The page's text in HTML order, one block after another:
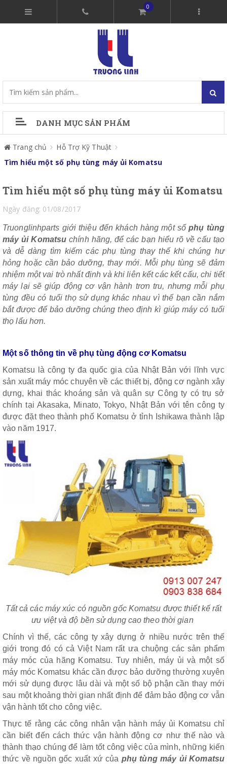
0
DANH MỤC SẢN PHẨM
Trang chủ
Hỗ Trợ Kỹ Thuật
Tìm hiểu một số phụ tùng máy ủi Komatsu
Tìm hiểu một số phụ tùng máy ủi Komatsu
Ngày đăng: 01/08/2017
Truonglinhparts giới thiệu đến khách hàng một sốphụ tùng
máy ủi Komatsu chính hãng, để các bạn hiểu rõ về cấu tạo
và dễ dàng tìm kiếm các phụ tùng thay thế khi chúng hư
hỏng hoặc cần bảo dưỡng, thay mới. Mỗi phụ tùng sẽ đảm
nhiệm một vai trò nhất định và khi liên kết các kết cấu, chi tiết
máy lại sẽ giúp động cơ vận hành trơn tru, nhưng mỗi phụ
tùng đều có tuổi thọ sử dụng khác nhau vì thế bạn cần nắm
bắt được để bảo dưỡng chúng theo định kì giúp máy có tuổi
thọ lấu hơn.
Một số thông tin về phụ tùng động cơ Komatsu
Komatsu là công ty đa quốc gia của Nhật Bản với lĩnh vực
sản xuất máy móc chuyên về các thiết bị, động cơ ngành xây
dựng, khai thác khoáng sản và quân sự Công ty có trụ sở
chính tại Akasaka, Minato, Tokyo, Nhật Bản với tên công ty
được đặt theo thành phố Komatsu ở tỉnh Ishikawa thành lập
vào năm 1917.
Tất cả các máy xúc có nguồn gốc Komatsu được thiết kế rất
ưu việt và độ bền sử dụng cao theo thời gian
Chính vì thế, các công ty xây dựng ở nhiều nước trên thế
giới trong đó có cả Việt Nam rất ưa chuộng các sản phẩm
máy móc của hãng Komatsu. Tuy nhiên, máy ủi và một số
máy móc Komatsu khác cần được bảo dưỡng thường xuyên
mới sử dụng được lâu dài và một số bộ phận cần thay mới
sau một khoảng thời gian nhất định để đảm bảo động cơ vẫn
vận hành tốt cho công việc.
Thực tế rằng các công nhân vận hành máy ủi Komatsu chỉ
cần biết đến cách thức vận hành động cơ như thế nào và
thành thạo chúng để làm tốt công việc của mình, những kiến
thức về nguồn gốc xuất xứ của phụ tùng máy ủi Komatsu